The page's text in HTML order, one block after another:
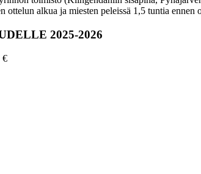
ottelun alkua ja miesten peleissä 1,5 tuntia ennen
2025-2026
€